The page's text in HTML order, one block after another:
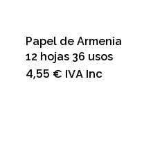
Papel de Armenia
12 hojas 36 usos
4,55 € IVA Inc